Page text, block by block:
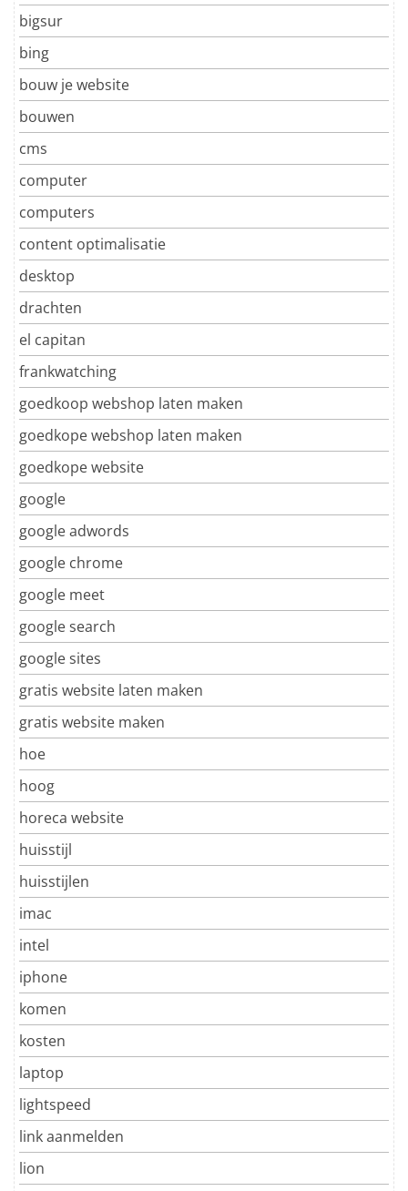
bigsur
bing
bouw je website
bouwen
cms
computer
computers
content optimalisatie
desktop
drachten
el capitan
frankwatching
goedkoop webshop laten maken
goedkope webshop laten maken
goedkope website
google
google adwords
google chrome
google meet
google search
google sites
gratis website laten maken
gratis website maken
hoe
hoog
horeca website
huisstijl
huisstijlen
imac
intel
iphone
komen
kosten
laptop
lightspeed
link aanmelden
lion